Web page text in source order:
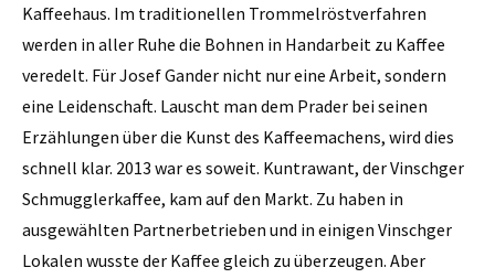
Kaffeehaus. Im traditionellen Trommelröstverfahren
werden in aller Ruhe die Bohnen in Handarbeit zu Kaffee
veredelt. Für Josef Gander nicht nur eine Arbeit, sondern
eine Leidenschaft. Lauscht man dem Prader bei seinen
Erzählungen über die Kunst des Kaffeemachens, wird dies
schnell klar. 2013 war es soweit. Kuntrawant, der Vinschger
Schmugglerkaffee, kam auf den Markt. Zu haben in
ausgewählten Partnerbetrieben und in einigen Vinschger
Lokalen wusste der Kaffee gleich zu überzeugen. Aber